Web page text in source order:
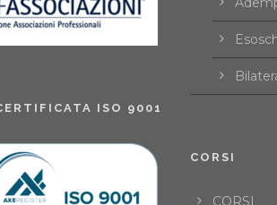
ISO 9001
CORSI
CORSI